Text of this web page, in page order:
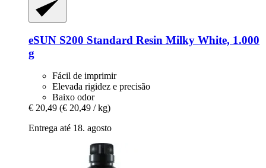
eSUN S200 Standard Resin Milky White, 1.000
g
Fácil de imprimir
Elevada rigidez e precisão
Baixo odor
€ 20,49 (€ 20,49 / kg)
Entrega até 18. agosto